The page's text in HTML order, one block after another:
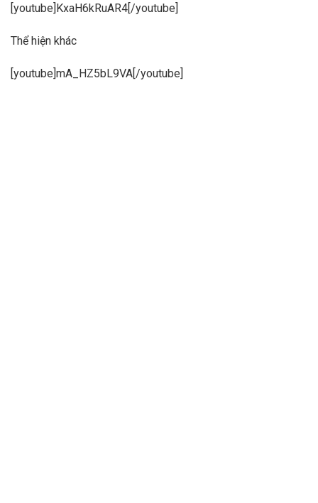
[youtube]KxaH6kRuAR4[/youtube]
Thể hiện khác
[youtube]mA_HZ5bL9VA[/youtube]